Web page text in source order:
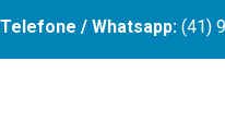
Telefone / Whatsapp: (41)